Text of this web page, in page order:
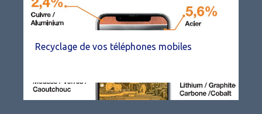
Recyclage de vos téléphones mobiles